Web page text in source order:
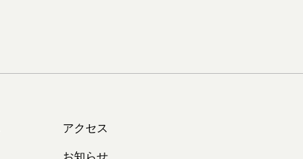
アクセス
お知らせ